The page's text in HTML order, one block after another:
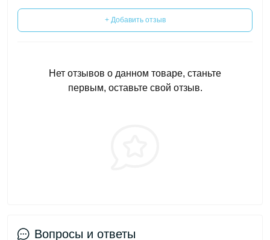
+ Добавить отзыв
Нет отзывов о данном товаре, станьте
первым, оставьте свой отзыв.
Вопросы и ответы